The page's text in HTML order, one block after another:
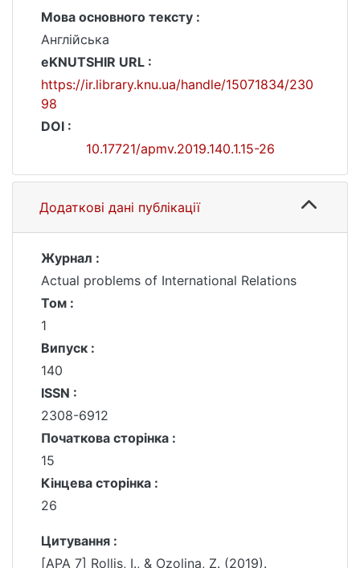
Мова основного тексту :
Англійська
eKNUTSHIR URL :
https://ir.library.knu.ua/handle/15071834/230
98
DOI :
10.17721/apmv.2019.140.1.15-26
Додаткові дані публікації
Журнал :
Actual problems of International Relations
Том :
1
Випуск :
140
ISSN :
2308-6912
Початкова сторінка :
15
Кінцева сторінка :
26
Цитування :
[APA 7] Rollis, I., & Ozolina, Z. (2019).